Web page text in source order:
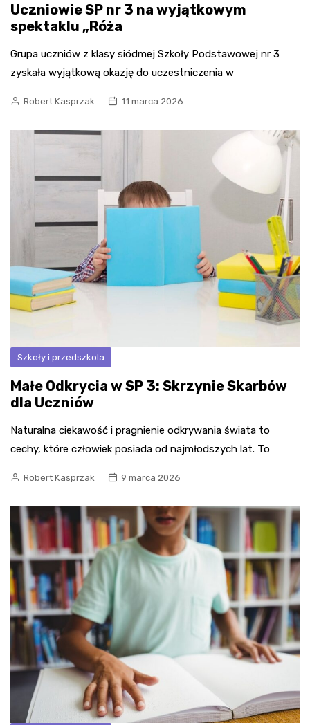
Uczniowie SP nr 3 na wyjątkowym
spektaklu „Róża
Grupa uczniów z klasy siódmej Szkoły Podstawowej nr 3
zyskała wyjątkową okazję do uczestniczenia w
Robert Kasprzak 11 marca 2026
Szkoły i przedszkola
Małe Odkrycia w SP 3: Skrzynie Skarbów
dla Uczniów
Naturalna ciekawość i pragnienie odkrywania świata to
cechy, które człowiek posiada od najmłodszych lat. To
Robert Kasprzak 9 marca 2026